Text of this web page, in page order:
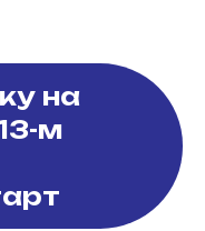
на
м